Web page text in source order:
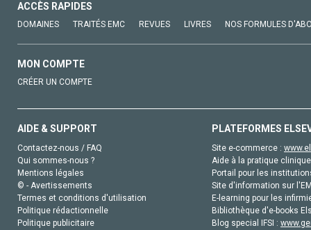
ACCÈS RAPIDES
DOMAINES TRAITÉS EMC REVUES LIVRES NOS FORMULES
MON COMPTE
CRÉER UN COMPTE
AIDE & SUPPORT
Contactez-nous / FAQ
Qui sommes-nous ?
Mentions légales
© - Avertissements
Termes et conditions d'utilisation
Politique rédactionnelle
Politique publicitaire
PLATEFORMES
Site e-commerce :
Aide à la pratique
Portail pour les
Site d'information sur
E-learning pour les
Bibliothèque d'e-books
Blog special IFSI :